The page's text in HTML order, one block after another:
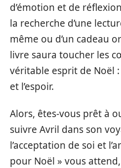
d’émotion et de
la recherche d’une
même ou d’un cadeau
livre saura toucher les
véritable esprit de Noël :
et l’espoir.
Alors, êtes-vous prêt à
suivre Avril dans son
l’acceptation de soi et
pour Noël » vous